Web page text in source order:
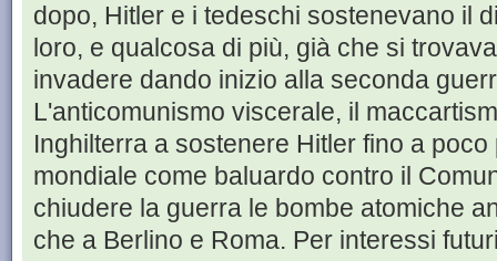
dopo, Hitler e i tedeschi sostenevano il
loro, e qualcosa di più, già che si
invadere dando inizio alla seconda
L'anticomunismo viscerale, il
Inghilterra a sostenere Hitler fino a
mondiale come baluardo contro il
chiudere la guerra le bombe atomiche
che a Berlino e Roma. Per interessi